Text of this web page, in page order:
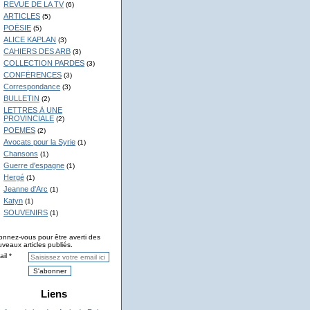
REVUE DE LA TV (6)
ARTICLES (5)
POÉSIE (5)
ALICE KAPLAN (3)
CAHIERS DES ARB (3)
COLLECTION PARDES (3)
CONFÉRENCES (3)
Correspondance (3)
BULLETIN (2)
LETTRES À UNE
PROVINCIALE (2)
POEMES (2)
Avocats pour la Syrie (1)
Chansons (1)
Guerre d'espagne (1)
Hergé (1)
Jeanne d'Arc (1)
Katyn (1)
SOUVENIRS (1)
vous pour être averti des
articles publiés.
Liens